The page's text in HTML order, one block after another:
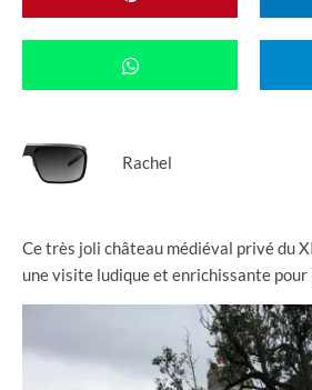
Rachel
Ce très joli château médiéval privé du
une visite ludique et enrichissante